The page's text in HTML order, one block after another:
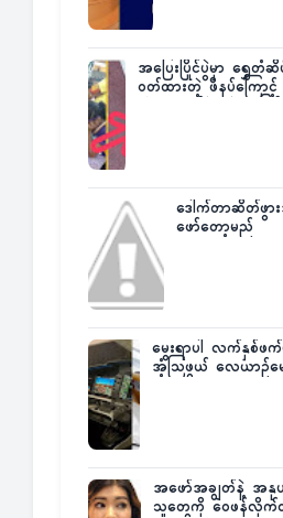
အပြေးပြိုင်ပွဲမှာ ရွှေ
ဝတ်ထားတဲ့ ဖိနပ်ကြော
ဒေါက်တာဆိတ်ဖွာ
ဖော်တော့မည်
မွေးရာပါ လက်နှစ်ဖ
အံ့သြဖွယ် လေယာဉ်မ
အဖော်အချွတ်နဲ့ အနုပ
သူတွေကို ဝေဖန်လိုက်တဲ့